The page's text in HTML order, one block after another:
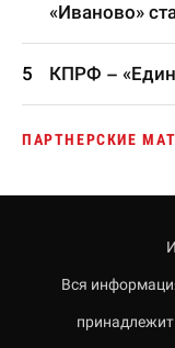
«Иваново»
КПРФ –
ПАРТНЕРСКИЕ
Вся